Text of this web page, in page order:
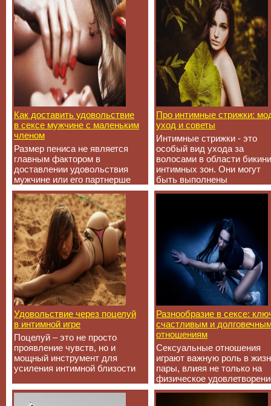
Как доставить удовольствие
в сексе мужчине с маленьким
членом
Размер пениса не является
главным фактором в
доставлении удовольствия
мужчине или его партнерше
Про интимные стрижки:
уход и советы
Интимные стрижки - это
особый вид ухода за
волосами в области
интимных зон. Они могут
быть выполнены
Удовольствие через поцелуй
в интимной игре
Поцелуй – это не просто
проявление чувств, но и
мощный инструмент для
усиления интимной близости
Разнообразие в сексе:
счастливым и
отношениям
Сексуальные отношения
играют важную роль в
пары, влияя не только на
физическое